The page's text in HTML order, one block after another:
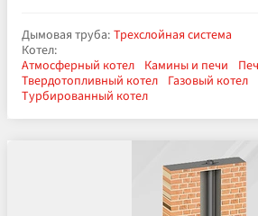
Дымовая труба: Трехслойная система
Котел:
Атмосферный котел Камины и печи
Твердотопливный котел Газовый котел
Турбированный котел